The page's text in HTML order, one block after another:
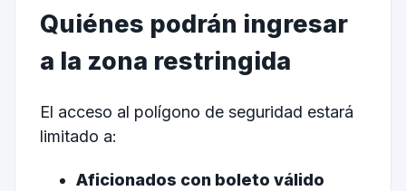
Quiénes podrán ingresar
a la zona restringida
El acceso al polígono de seguridad estará
limitado a:
Aficionados con boleto válido